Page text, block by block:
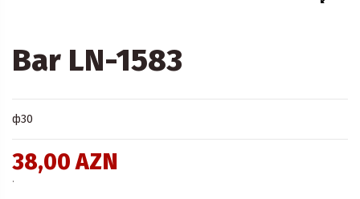
Bar LN-1583
ф30
38,00 AZN
.